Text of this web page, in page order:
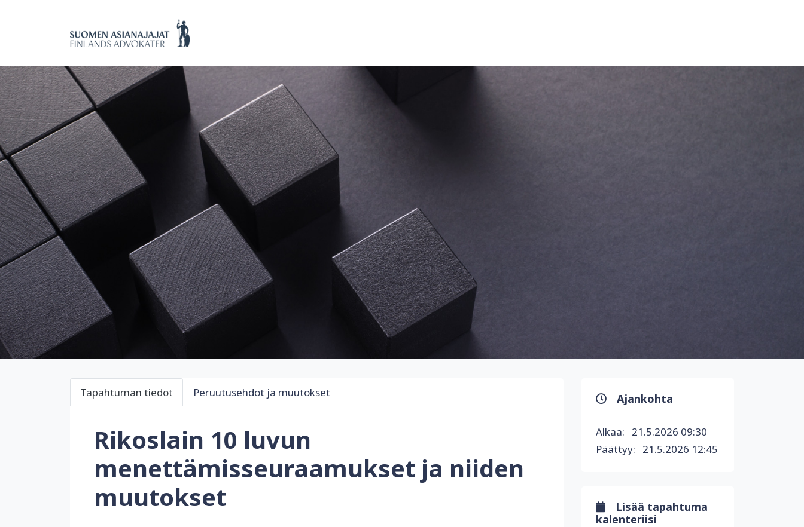
Tapahtuman tiedot Peruutusehdot ja muutokset
Rikoslain 10 luvun
menettämisseuraamukset ja niiden
muutokset
Ajankohta
Alkaa: 21.5.2026 09:30
Päättyy: 21.5.2026 12:45
Lisää tapahtuma
kalenteriisi